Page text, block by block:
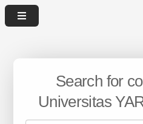
Search for
Universitas